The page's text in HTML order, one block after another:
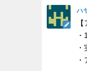
ハ